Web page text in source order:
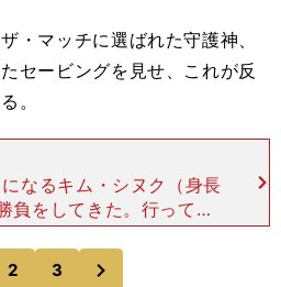
・マッチに選ばれた守護神、
セービングを見せ、これが反
。
なるキム・シヌク（身長
負をしてきた。行っても
ボールが）収まってしま
ルなんですが、相手はそ
ていて
2 3